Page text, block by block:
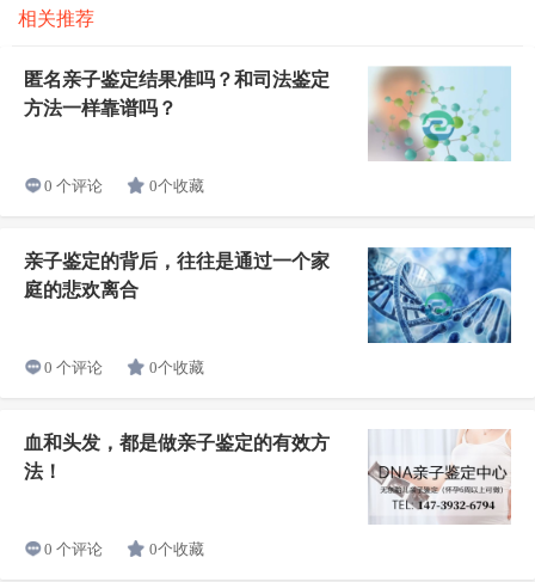
相关推荐
匿名亲子鉴定结果准吗？和司法鉴定
方法一样靠谱吗？
0 个评论 0个收藏
亲子鉴定的背后，往往是通过一个家
庭的悲欢离合
0 个评论 0个收藏
血和头发，都是做亲子鉴定的有效方
法！
0 个评论 0个收藏